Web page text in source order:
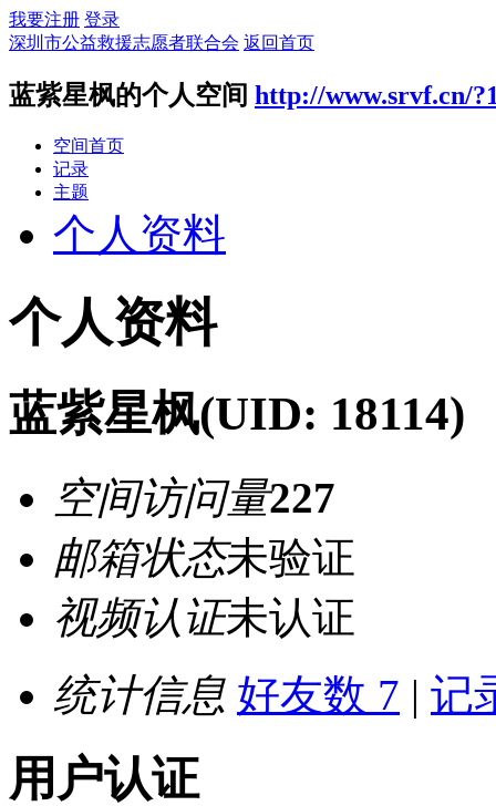
我要注册 登录
深圳市公益救援志愿者联合会 返回首页
蓝紫星枫的个人空间 http://www.srvf.cn/
空间首页
记录
主题
个人资料
个人资料
蓝紫星枫(UID: 18114)
空间访问量227
邮箱状态未验证
视频认证未认证
统计信息 好友数 7 | 记
用户认证